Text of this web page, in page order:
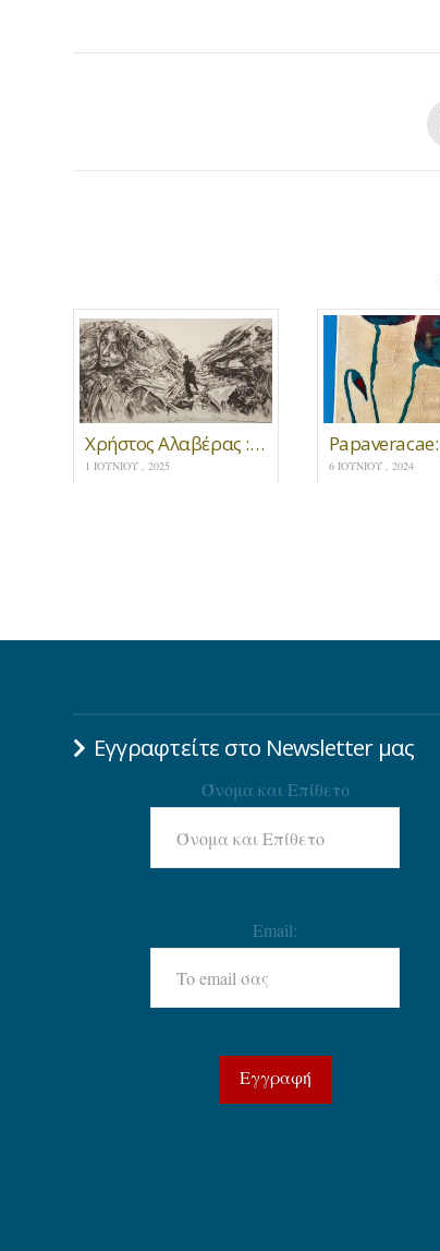
Χρήστος Αλαβέρας : 40 χρόνια δουλειάς στο Τελλόγλειο Ίδρυμα Τεχνών
1 ΙΟΥΝΊΟΥ , 2025 6 ΙΟΥΝΊΟΥ , 2024
Εγγραφτείτε στο Newsletter μας
Όνομα και Επίθετο
Email: